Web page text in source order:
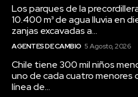
Los parques de la
10.400 m³ de agua lluvia en
zanjas excavadas a...
AGENTES DE CAMBIO 5 Agosto, 2026
Chile tiene 300 mil niños
uno de cada cuatro menores
línea de...